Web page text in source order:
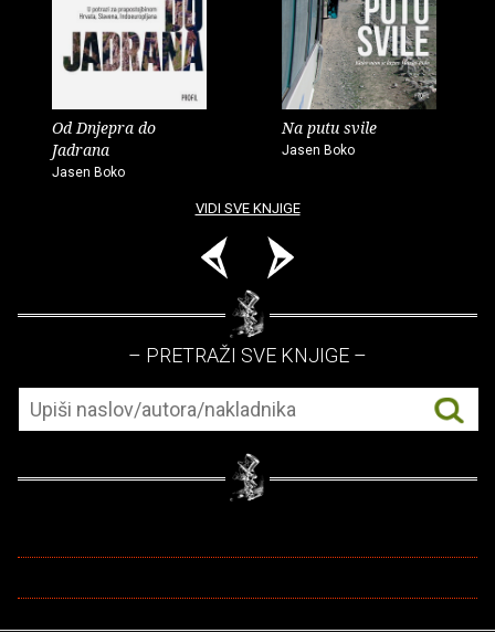
Od Dnjepra do
Jadrana
Jasen Boko
Na putu svile
Jasen Boko
VIDI SVE KNJIGE
– PRETRAŽI SVE KNJIGE –